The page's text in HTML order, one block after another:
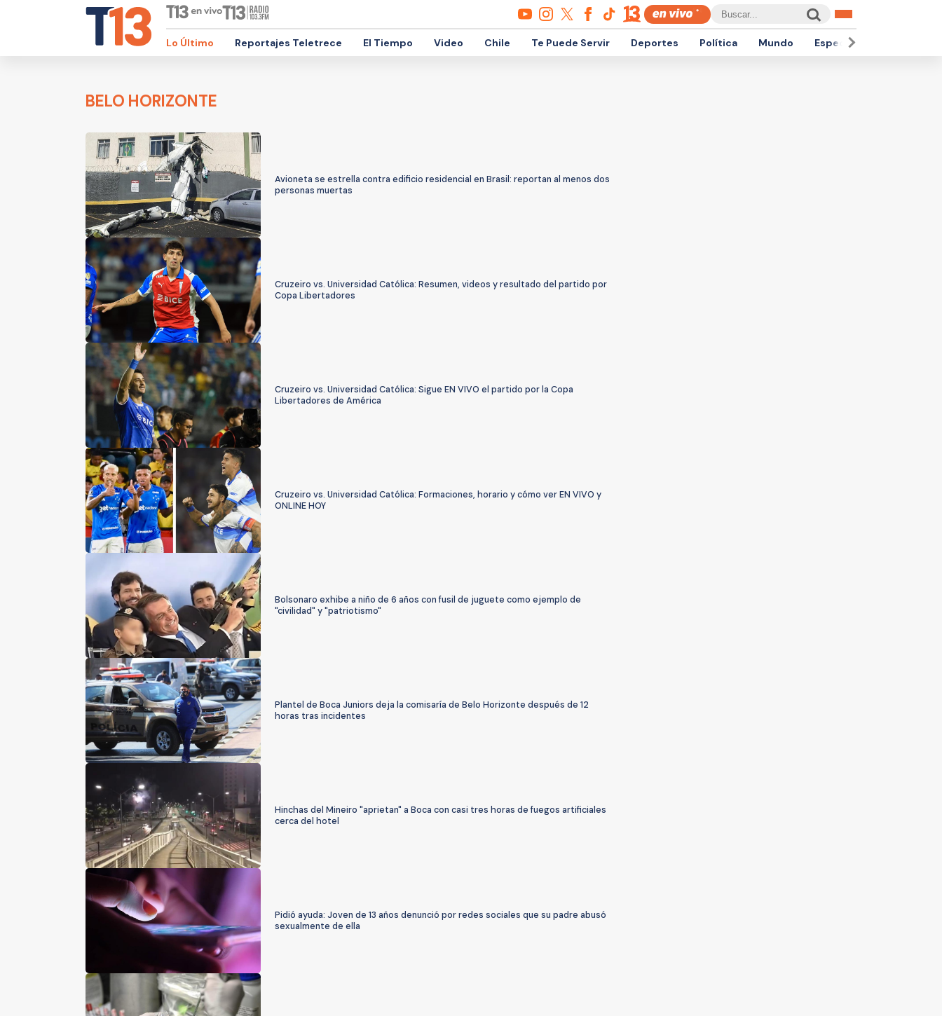
Lo Último Reportajes Teletrece El Tiempo Video Chile Te Puede Servir Deportes Política Mundo Espectáculos
BELO HORIZONTE
Avioneta se estrella contra edificio residencial en Brasil: reportan al menos dos
personas muertas
Cruzeiro vs. Universidad Católica: Resumen, videos y resultado del partido por
Copa Libertadores
Cruzeiro vs. Universidad Católica: Sigue EN VIVO el partido por la Copa
Libertadores de América
Cruzeiro vs. Universidad Católica: Formaciones, horario y cómo ver EN VIVO y
ONLINE HOY
Bolsonaro exhibe a niño de 6 años con fusil de juguete como ejemplo de
"civilidad" y "patriotismo"
Plantel de Boca Juniors deja la comisaría de Belo Horizonte después de 12
horas tras incidentes
Hinchas del Mineiro "aprietan" a Boca con casi tres horas de fuegos artificiales
cerca del hotel
Pidió ayuda: Joven de 13 años denunció por redes sociales que su padre abusó
sexualmente de ella